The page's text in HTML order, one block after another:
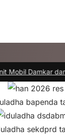
Damkar dan